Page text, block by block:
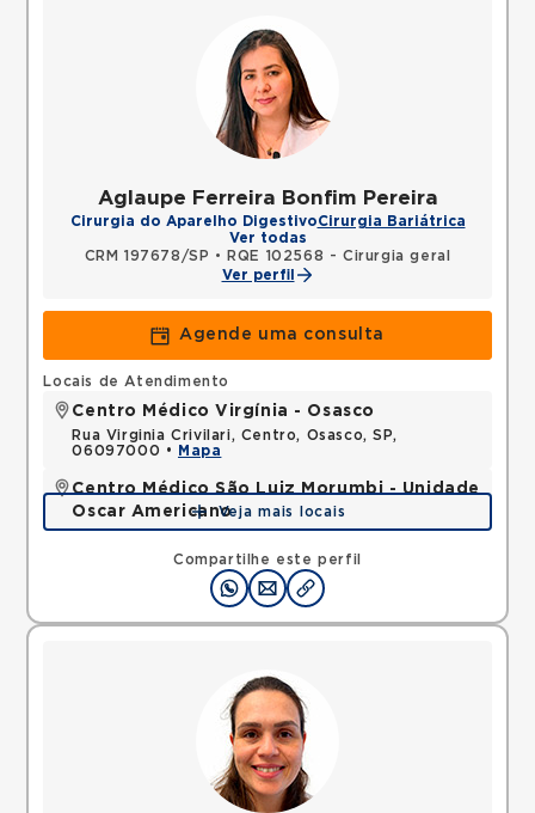
Aglaupe Ferreira Bonfim Pereira
Cirurgia do Aparelho DigestivoCirurgia Bariátrica
Ver todas
CRM 197678/SP •
RQE 102568 - Cirurgia geral
Ver perfil
Agende uma consulta
Compartilhe este perfil
Locais de Atendimento
Centro Médico Virgínia - Osasco
Rua Virginia Crivilari, Centro, Osasco, SP,
06097000 •
Mapa
Centro Médico São Luiz Morumbi - Unidade
Oscar Americano
Rua Engenheiro Oscar Americano, Morumbi, Sao
Paulo, SP, 05673050 •
Mapa
Veja mais locais